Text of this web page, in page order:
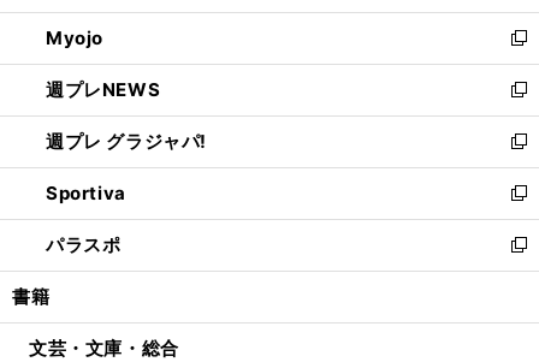
開
く
ウ
で
開
く
ン
ド
ウ
で
開
く
ウ
ィ
ン
ド
ウ
で
開
く
Myojo
新
し
い
ウ
ィ
ン
ド
ウ
で
開
週プレNEWS
新
し
い
ウ
ィ
ン
ド
ウ
開
週プレ グラジャパ!
新
し
い
ウ
ィ
ン
ウ
Sportiva
新
し
い
ウ
ン
パラスポ
新
し
ウ
書籍
文芸・文庫・総合